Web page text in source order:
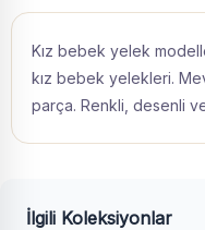
Kız bebek yelek
kız bebek yelekleri.
parça. Renkli, desenli
İlgili Koleksiyonlar